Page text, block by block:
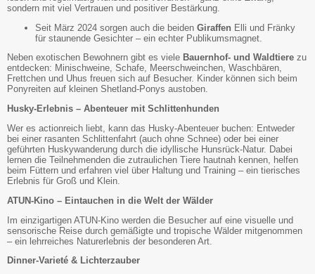
sondern mit viel Vertrauen und positiver Bestärkung.
Seit März 2024 sorgen auch die beiden Giraffen Elli und Fränky
für staunende Gesichter – ein echter Publikumsmagnet.
Neben exotischen Bewohnern gibt es viele Bauernhof- und Waldtiere zu
entdecken: Minischweine, Schafe, Meerschweinchen, Waschbären,
Frettchen und Uhus freuen sich auf Besucher. Kinder können sich beim
Ponyreiten auf kleinen Shetland-Ponys austoben.
Husky-Erlebnis – Abenteuer mit Schlittenhunden
Wer es actionreich liebt, kann das Husky-Abenteuer buchen: Entweder
bei einer rasanten Schlittenfahrt (auch ohne Schnee) oder bei einer
geführten Huskywanderung durch die idyllische Hunsrück-Natur. Dabei
lernen die Teilnehmenden die zutraulichen Tiere hautnah kennen, helfen
beim Füttern und erfahren viel über Haltung und Training – ein tierisches
Erlebnis für Groß und Klein.
ATUN-Kino – Eintauchen in die Welt der Wälder
Im einzigartigen ATUN-Kino werden die Besucher auf eine visuelle und
sensorische Reise durch gemäßigte und tropische Wälder mitgenommen
– ein lehrreiches Naturerlebnis der besonderen Art.
Dinner-Varieté & Lichterzauber